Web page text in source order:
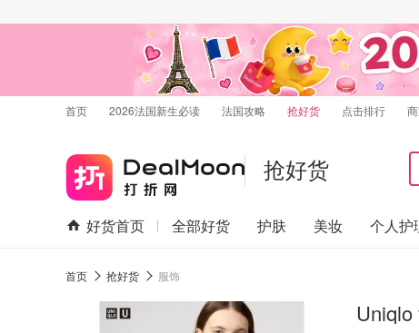
首页 2026法国新生必读 法国攻略 抢好货 点击排行
抢好货
好货首页 全部好货 护肤 美妆 个人护
首页 抢好货 服饰